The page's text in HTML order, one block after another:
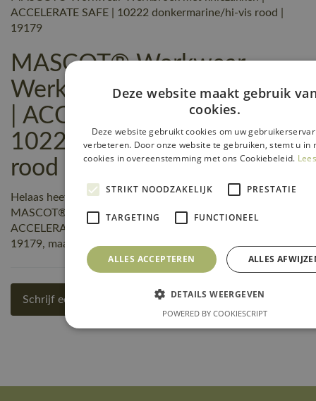
ACCELERATE SAFE | 10222 donkermarine/hi-vis rood |
19179
MASCOT® Workwear
Werkbroek met kniezakken
| ACCELERATE SAFE |
10222 donkermarine/hi-vis
rood | 19179 reviews
Helaas heeft nog niemand een beoordeling geschreven over
MASCOT® Workwear Werkbroek met kniezakken |
ACCELERATE SAFE | 10222 donkermarine/hi-vis rood |
19179, maar jij kunt de eerste zijn! Schrijf een review!
Schrijf een review
Deze website maakt gebruik
cookies.
Deze website gebruikt cookies om uw
verbeteren. Door onze website te gebruiken, stemt u in
cookies in overeenstemming met ons Cookiebeleid.
STRIKT NOODZAKELIJK PRESTATIE
TARGETING FUNCTIONEEL
ALLES ACCEPTEREN ALLES
DETAILS WEERGEVEN
POWERED BY COOKIESCRIPT